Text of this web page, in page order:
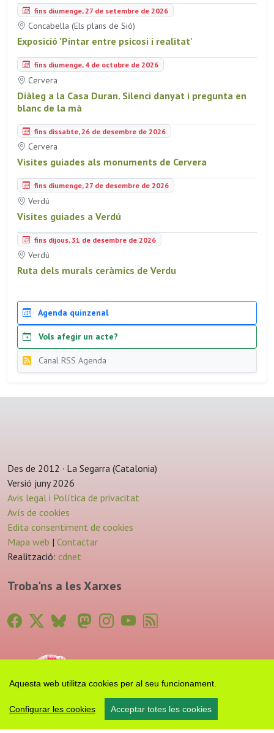
Aquesta web utilitza cookies per al seu funcionament.
Configurar les cookies Acceptar totes les cookies
fins diumenge, 27 de setembre de 2026
Concabella (Els plans de Sió)
Exposició 'Pintar entre psicosi i realitat'
fins diumenge, 4 de octubre de 2026
Cervera
Diàleg a la Casa Duran. Silenci danyat i pregunta en
blanc de la mà
fins dissabte, 26 de desembre de 2026
Cervera
Visites guiades als monuments de Cervera
fins diumenge, 27 de desembre de 2026
Verdú
Visites guiades a Verdú
fins dijous, 31 de desembre de 2026
Verdú
Ruta dels murals ceràmics de Verdu
Agenda quinzenal
Vols afegir un acte?
Canal RSS Agenda
Des de 2012 · La Segarra (Catalonia)
Versió juny 2026
Avis legal i Política de privacitat
Avís de cookies
Edita consentiment de cookies
Mapa web | Contactar
Realització: cdnet
Troba'ns a les Xarxes